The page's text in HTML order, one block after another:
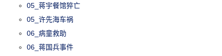
05_蒋宇餐馆猝亡
05_许先海车祸
06_病童救助
06_蒋国兵事件